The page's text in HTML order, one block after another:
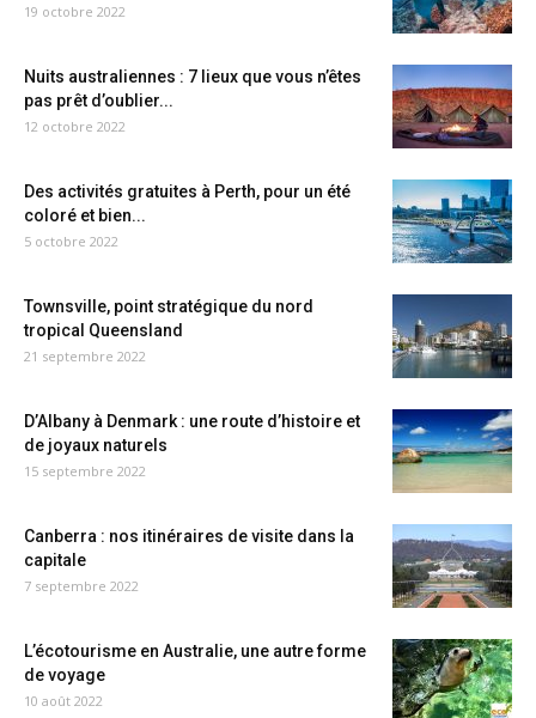
19 octobre 2022
Nuits australiennes : 7 lieux que vous n’êtes
pas prêt d’oublier...
12 octobre 2022
Des activités gratuites à Perth, pour un été
coloré et bien...
5 octobre 2022
Townsville, point stratégique du nord
tropical Queensland
21 septembre 2022
D’Albany à Denmark : une route d’histoire et
de joyaux naturels
15 septembre 2022
Canberra : nos itinéraires de visite dans la
capitale
7 septembre 2022
L’écotourisme en Australie, une autre forme
de voyage
10 août 2022